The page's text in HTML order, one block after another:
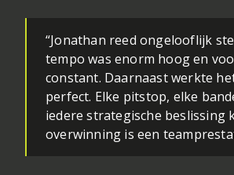
“Jonathan reed ongelooflijk
tempo was enorm hoog en
constant. Daarnaast werkte
perfect. Elke pitstop, elke
iedere strategische beslissing
overwinning is een